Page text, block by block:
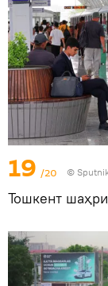
19 /20 ©
Тошкент